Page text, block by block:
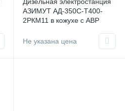
АЗИМУТ АД-350С-Т400-
2РКМ11 в кожухе с АВР
Не указана цена